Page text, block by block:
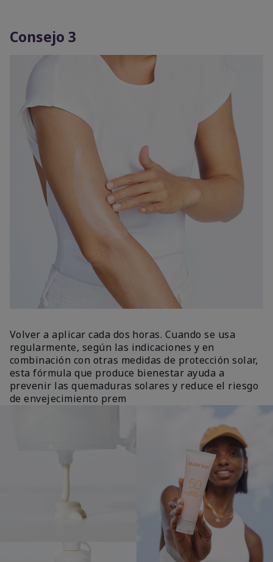
Consejo 3
Volver a aplicar cada dos horas. Cuando se usa
regularmente, según las indicaciones y en
combinación con otras medidas de protección solar,
esta fórmula que produce bienestar ayuda a
prevenir las quemaduras solares y reduce el riesgo
de envejecimiento prem